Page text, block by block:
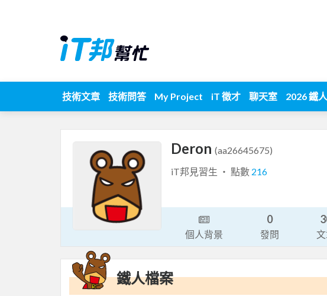
技術文章 技術問答 My Project iT 徵才 聊天室 2026 鐵
Deron (aa26645675)
iT邦見習生 ‧ 點數 216
個人背景
0
發問
鐵人檔案